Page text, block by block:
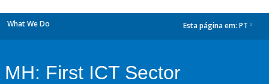
What We Do Esta página em: PT
MH: First ICT Sector